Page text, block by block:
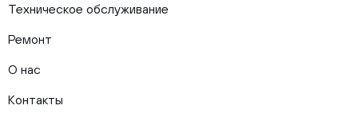
Техническое обслуживание
Ремонт
О нас
Контакты